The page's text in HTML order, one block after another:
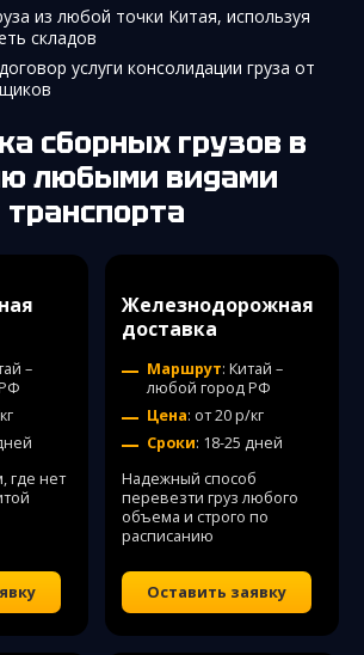
из любой точки Китая, используя
складов
услуги консолидации груза от
любыми видами
транспорта
–
где нет
Железнодорожная
доставка
Маршрут: Китай –
любой город РФ
Цена: от 20 р/кг
Сроки: 18-25 дней
Надежный способ
перевезти груз любого
объема и строго по
расписанию
Оставить заявку